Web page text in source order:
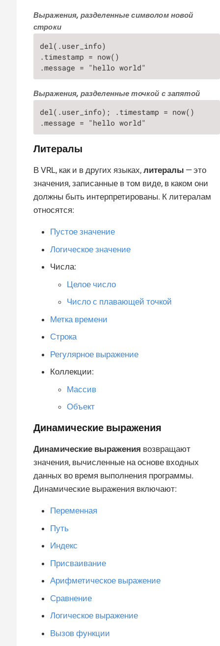
Выражения, разделенные символом новой
строки
del(.user_info)
.timestamp = now()
.message = "hello world"
Выражения, разделенные точкой с запятой
del(.user_info); .timestamp = now()
.message = "hello world"
Литералы
В VRL, как и в других языках, литералы — это
значения, записанные в том виде, в каком они
должны быть интерпретированы. К литералам
относятся:
Пустое значение
Логическое значение
Числа:
Целое число
Число с плавающей точкой
Метка времени
Строка
Регулярное выражение
Коллекции:
Массив
Объект
Динамические выражения
Динамические выражения возвращают
значения, вычисленные на основе входных
данных во время выполнения программы.
Динамические выражения включают:
Переменная
Путь
Индекс
Присваивание
Арифметическое выражение
Сравнение
Логическое выражение
Вызов функции